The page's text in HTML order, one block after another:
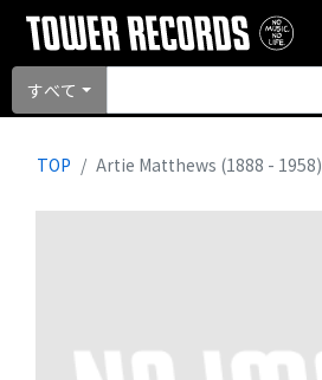
すべて
TOP Artie Matthews (1888 - 1958)